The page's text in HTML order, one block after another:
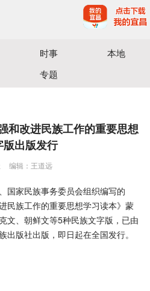
时事
本地
专题
和改进民族工作的重要思想
出版发行
编辑：王道远
国家民族事务委员会组织编写的
民族工作的重要思想学习读本》蒙
文、朝鲜文等5种民族文字版，已由
版社出版，即日起在全国发行。